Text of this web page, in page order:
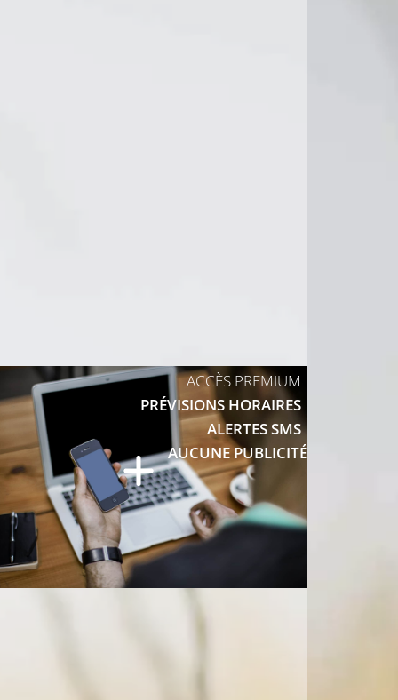
20°C
22°C
23°C
19°C
ACCÈS PREMIUM
PRÉVISIONS HORAIRES
ALERTES SMS
AUCUNE PUBLICITÉ